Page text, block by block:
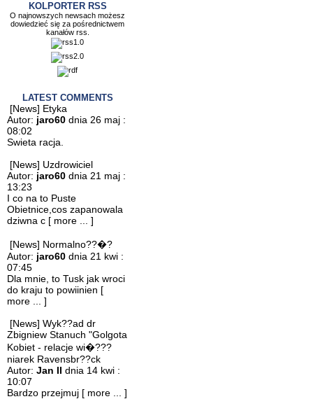
KOLPORTER RSS
O najnowszych newsach możesz
dowiedzieć się za pośrednictwem
kanałów rss.
LATEST COMMENTS
[News] Etyka
Autor: jaro60 dnia 26 maj :
08:02
Swieta racja.
[News] Uzdrowiciel
Autor: jaro60 dnia 21 maj :
13:23
I co na to Puste
Obietnice,cos zapanowala
dziwna c [ more ... ]
[News] Normalno??�?
Autor: jaro60 dnia 21 kwi :
07:45
Dla mnie, to Tusk jak wroci
do kraju to powiinien [
more ... ]
[News] Wyk??ad dr
Zbigniew Stanuch "Golgota
Kobiet - relacje wi�???
niarek Ravensbr??ck
Autor: Jan II dnia 14 kwi :
10:07
Bardzo przejmuj [ more ... ]